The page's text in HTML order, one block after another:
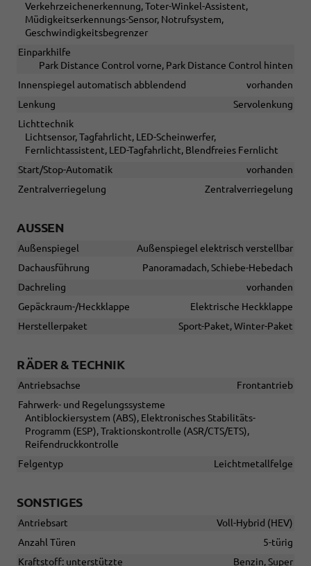
Verkehrzeichenerkennung, Toter-Winkel-Assistent,
Müdigkeitserkennungs-Sensor, Notrufsystem,
Geschwindigkeitsbegrenzer
Einparkhilfe
Park Distance Control vorne, Park Distance Control hinten
Innenspiegel automatisch abblendend
vorhanden
Lenkung
Servolenkung
Lichttechnik
Lichtsensor, Tagfahrlicht, LED-Scheinwerfer,
Fernlichtassistent, LED-Tagfahrlicht, Blendfreies Fernlicht
Start/Stop-Automatik
vorhanden
Zentralverriegelung
Zentralverriegelung
AUSSEN
Außenspiegel
Außenspiegel elektrisch verstellbar
Dachausführung
Panoramadach, Schiebe-Hebedach
Dachreling
vorhanden
Gepäckraum-/Heckklappe
Elektrische Heckklappe
Herstellerpaket
Sport-Paket, Winter-Paket
RÄDER & TECHNIK
Antriebsachse
Frontantrieb
Fahrwerk- und Regelungssysteme
Antiblockiersystem (ABS), Elektronisches Stabilitäts-
Programm (ESP), Traktionskontrolle (ASR/CTS/ETS),
Reifendruckkontrolle
Felgentyp
Leichtmetallfelge
SONSTIGES
Antriebsart
Voll-Hybrid (HEV)
Anzahl Türen
5-türig
Kraftstoff: unterstützte
Benzin, Super